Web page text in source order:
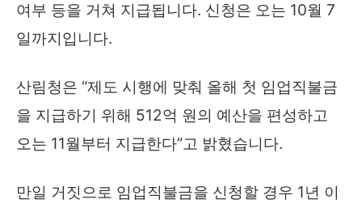
여부 등을 거쳐 지급됩니다. 신청은 오는 10월 7
일까지입니다.
산림청은 “제도 시행에 맞춰 올해 첫 임업직불금
을 지급하기 위해 512억 원의 예산을 편성하고
오는 11월부터 지급한다”고 밝혔습니다.
만일 거짓으로 임업직불금을 신청할 경우 1년 이